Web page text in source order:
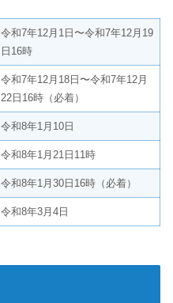
令和7年12月1日〜令和7年12月19
日16時
令和7年12月18日〜令和7年12月
22日16時（必着）
令和8年1月10日
令和8年1月21日11時
令和8年1月30日16時（必着）
令和8年3月4日